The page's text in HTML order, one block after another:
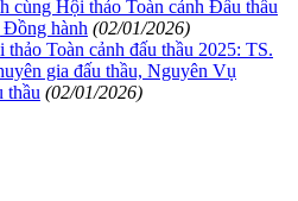
cùng Hội thảo Toàn cảnh Đấu thầu
hành (02/01/2026)
Toàn cảnh đấu thầu 2025: TS.
gia đấu thầu, Nguyên Vụ
thầu (02/01/2026)